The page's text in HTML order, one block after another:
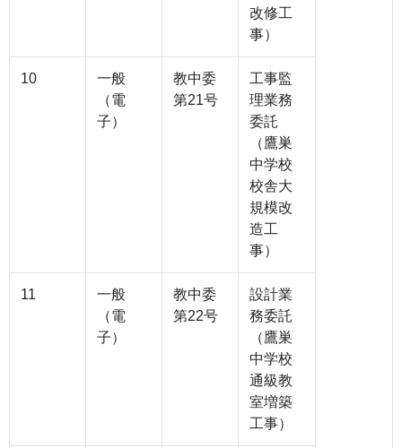
改修工
事）
10
一般
（電
子）
教中委
第21号
工事監
理業務
委託
（鷹巣
中学校
校舎大
規模改
造工
事）
11
一般
（電
子）
教中委
第22号
設計業
務委託
（鷹巣
中学校
通級教
室増築
工事）